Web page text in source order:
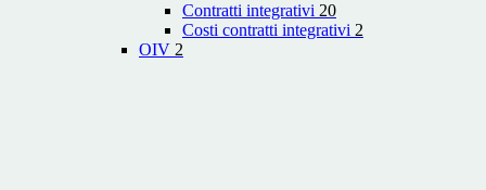
Contratti integrativi 20
Costi contratti integrativi 2
OIV 2